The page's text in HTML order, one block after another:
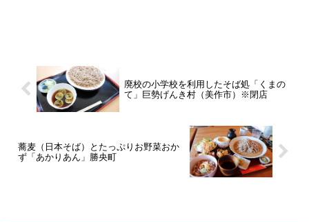
廃校の小学校を利用したそば処「くまの
て」巨勢げんき村（美作市）※閉店
蕎麦（日本そば）とたっぷりお野菜おか
ず「あかりあん」勝央町